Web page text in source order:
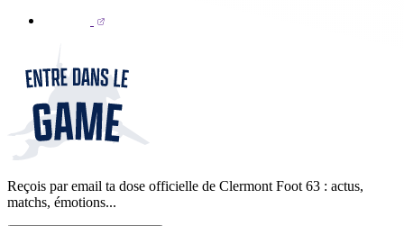
Reçois par email ta dose officielle de Clermont Foot 63 : actus,
matchs, émotions...